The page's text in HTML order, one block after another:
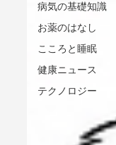
病気の基礎知識
お薬のはなし
こころと睡眠
健康ニュース
テクノロジー